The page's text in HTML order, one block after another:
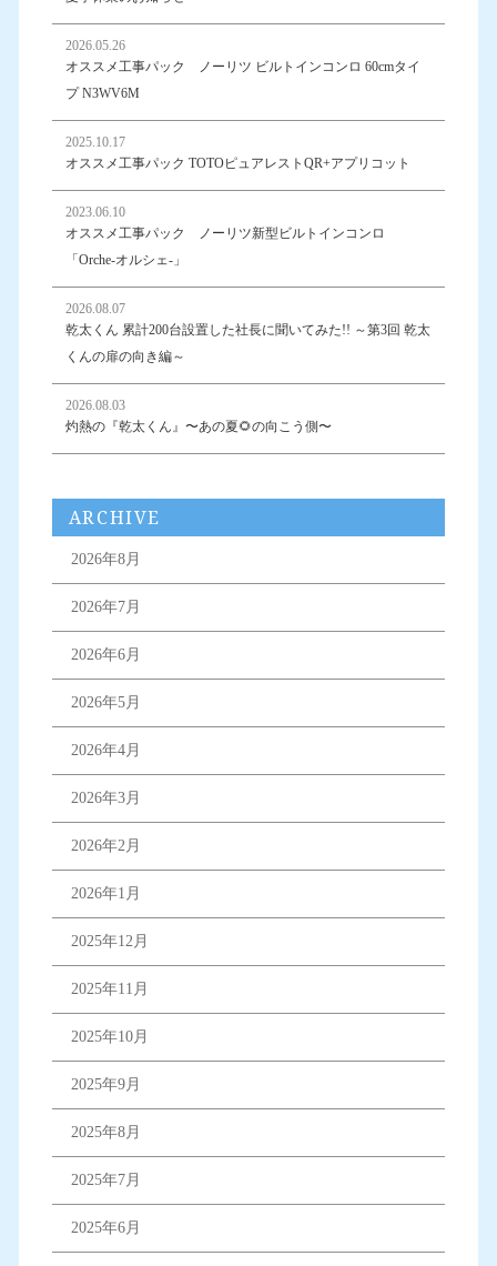
2026.05.26
オススメ工事パック ノーリツ ビルトインコンロ 60cmタイ
プ N3WV6M
2025.10.17
オススメ工事パック TOTOピュアレストQR+アプリコット
2023.06.10
オススメ工事パック ノーリツ新型ビルトインコンロ
「Orche-オルシェ-」
2026.08.07
乾太くん 累計200台設置した社長に聞いてみた!! ～第3回 乾太
くんの扉の向き編～
2026.08.03
灼熱の『乾太くん』〜あの夏🌻の向こう側〜
ARCHIVE
2026年8月
2026年7月
2026年6月
2026年5月
2026年4月
2026年3月
2026年2月
2026年1月
2025年12月
2025年11月
2025年10月
2025年9月
2025年8月
2025年7月
2025年6月